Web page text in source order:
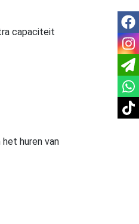
capaciteit
huren van